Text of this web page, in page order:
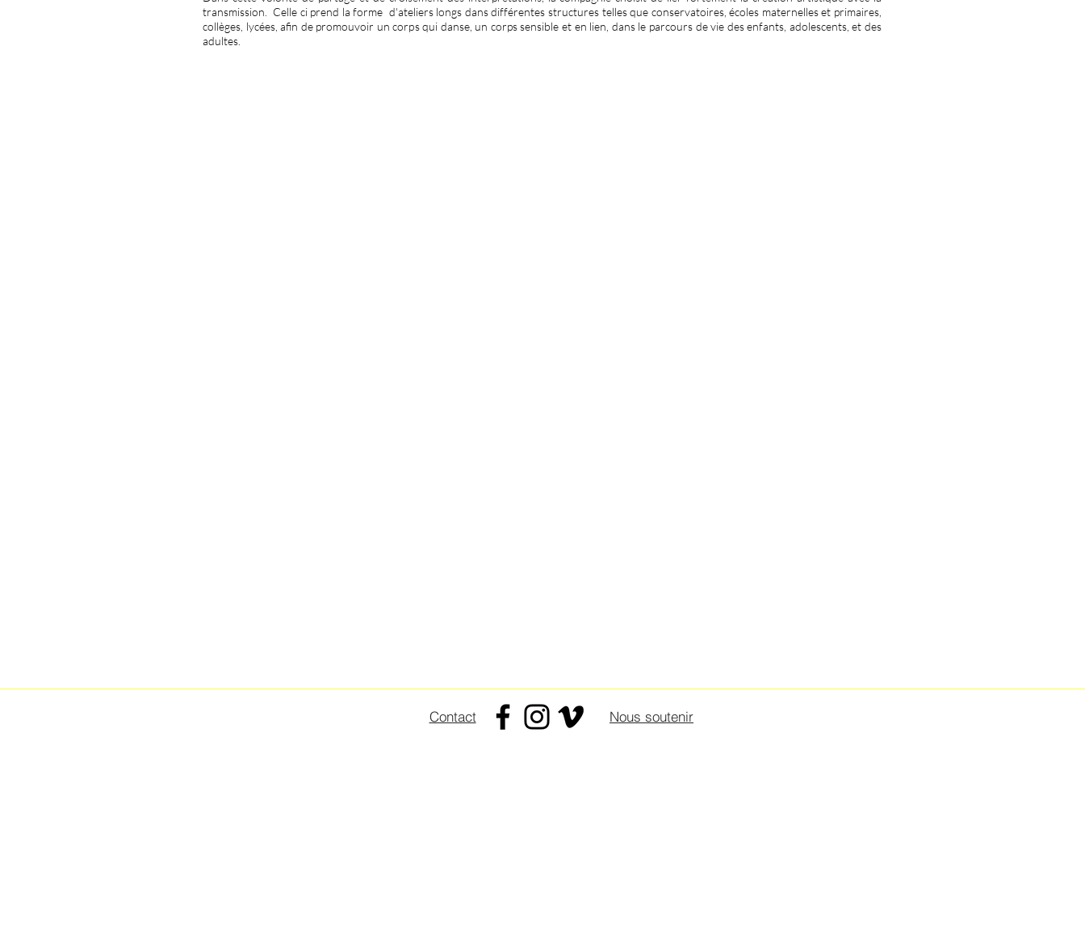
transmission. Celle ci prend la forme d'ateliers longs dans différentes structures telles que conservatoires, écoles maternelles et primaires,
collèges, lycées, afin de promouvoir un corps qui danse, un corps sensible et en lien, dans le parcours de vie des enfants, adolescents, et des
adultes.
Contact Nous soutenir